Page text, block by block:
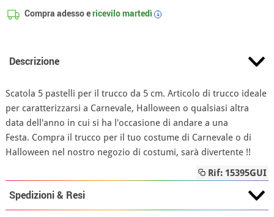
Compra adesso ericevilomartedì i
Descrizione
Scatola 5 pastelli per il trucco da 5 cm. Articolo di trucco ideale
per caratterizzarsi a Carnevale, Halloween o qualsiasi altra
data dell'anno in cui si ha l'occasione di andare a una
Festa. Compra il trucco per il tuo costume di Carnevale o di
Halloween nel nostro negozio di costumi, sarà divertente !!
Rif: 15395GUI
Spedizioni & Resi